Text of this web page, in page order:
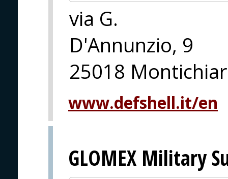
via G.
D'Annunzio, 9
25018
www.defshell.it/en
GLOMEX Military